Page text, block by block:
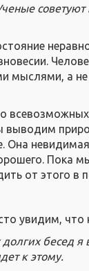
мыслями, а не
выводим
Она
Пока
от этого в
увидим,
бесед
к этому.